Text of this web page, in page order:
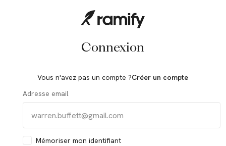
Connexion
Vous n'avez pas un compte ?Créer un compte
Adresse email
Mémoriser mon identifiant